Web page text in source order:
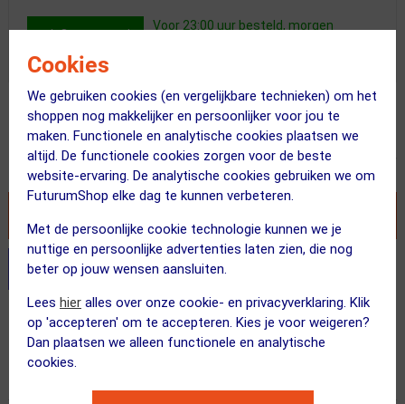
Cookies
We gebruiken cookies (en vergelijkbare technieken) om het
shoppen nog makkelijker en persoonlijker voor jou te
maken. Functionele en analytische cookies plaatsen we
altijd. De functionele cookies zorgen voor de beste
website-ervaring. De analytische cookies gebruiken we om
FuturumShop elke dag te kunnen verbeteren.
Met de persoonlijke cookie technologie kunnen we je
nuttige en persoonlijke advertenties laten zien, die nog
beter op jouw wensen aansluiten.
Lees hier alles over onze cookie- en privacyverklaring. Klik
op 'accepteren' om te accepteren. Kies je voor weigeren?
Dan plaatsen we alleen functionele en analytische
cookies.
Op voorraad
Voor 23:00 uur besteld, morgen
59.00
Adviesprijs
33.95
Inclusief BTW
Stel je productvragen aan onze AI assistent
Gratis verzending vanaf €49
Voor 23:00 uur besteld, morgen in huis